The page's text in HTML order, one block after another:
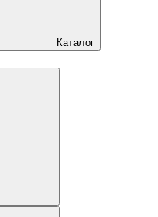
Каталог